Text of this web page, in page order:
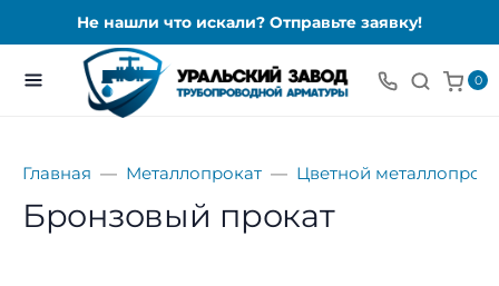
Не нашли что искали? Отправьте заявку!
0
Главная Металлопрокат Цветной
Бронзовый прокат